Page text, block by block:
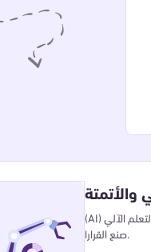
والأتمتة
(AI) والتعلم الآلي(ML)استفد منقوة الذكاء الاصطنا لأتمتة العمليات، والحصول على رؤى، وتحسين عملية
صنع القرارا.